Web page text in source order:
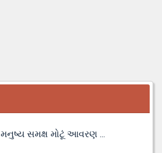
મનુષ્ય સમક્ષ મોટૂં આવરણ ...